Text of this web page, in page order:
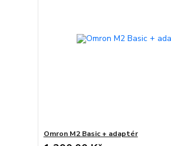
Omron M2 Basic + adaptér